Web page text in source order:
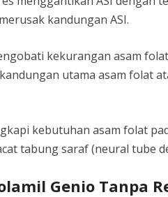
kandungan ASI.
kekurangan asam
utama asam folat
kebutuhan asam folat
tabung saraf (neural tube
Genio Tanpa